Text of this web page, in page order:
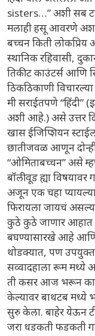
sisters…” अशी सब
मलाही हसू आवरणे
बच्चन किती
स्थानिक रहिवासी,
तिकीट काउंटर्स आणि
ठिकठिकाणी
मी सराईतपणे “हिंदी”
अशी आहे.) असे उत्तर
खास ईजिप्शियन
छातीजवळ आणून
“ओमिताबच्चन” असे
बॉलीवूड ह्या विषयावर
अजून एक चहा
फिरायला जायचं
कुठे कुठे जाणार आहात
बघण्यासारखे आहे आणि
थोडक्यात, पण उपयुक्त
सव्वादहाला रूम मध्ये
ती कसर आज भरून
केल्यावर बाथटब मध्ये
सुरु केला. बाहेर येऊन
जरा धडकती फडकती